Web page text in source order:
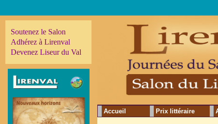
Accueil Prix littéraire
Soutenez le Salon
Adhérez à Lirenval
Devenez Liseur du Val